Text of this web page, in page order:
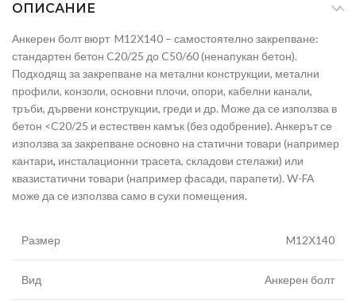
ОПИСАНИЕ
Анкерен болт вюрт M12Х140 – самостоятелно закрепване:
стандартен бетон C20/25 до C50/60 (ненапукан бетон).
Подходящ за закрепване на метални конструкции, метални
профили, конзоли, основни плочи, опори, кабелни канали,
тръби, дървени конструкции, греди и др. Може да се използва в
бетон <C20/25 и естествен камък (без одобрение). Анкерът се
използва за закрепване основно на статични товари (например
кантари, инсталационни трасета, складови стелажи) или
квазистатични товари (например фасади, парапети). W-FA
може да се използва само в сухи помещения.
Размер M12Х140
Вид Анкерен болт